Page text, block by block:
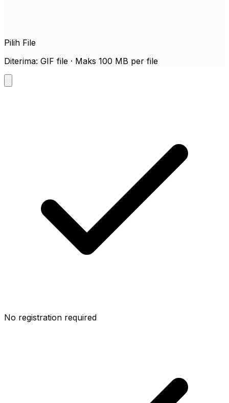
Pilih File
Diterima: GIF file · Maks 100 MB per file
No registration required